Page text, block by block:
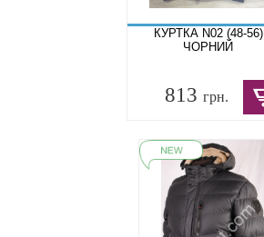
КУРТКА N02 (48-56)
ЧОРНИЙ
813 грн.